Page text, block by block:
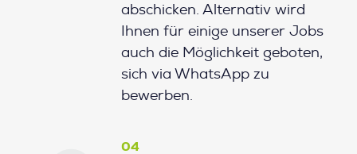
abschicken. Alternativ wird
Ihnen für einige unserer Jobs
auch die Möglichkeit geboten,
sich via WhatsApp zu
bewerben.
04